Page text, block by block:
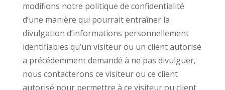
modifions notre politique de confidentialité
d’une manière qui pourrait entraîner la
divulgation d’informations personnellement
identifiables qu’un visiteur ou un client autorisé
a précédemment demandé à ne pas divulguer,
nous contacterons ce visiteur ou ce client
autorisé pour permettre à ce visiteur ou client